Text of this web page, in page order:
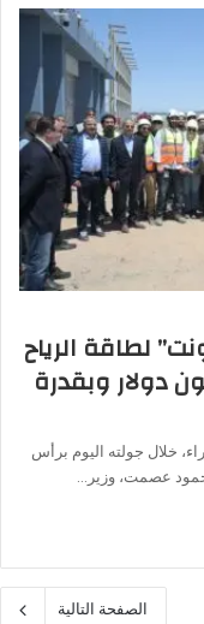
لطاقة الرياح
باستثمارات 700 مليون دولار وبقدرة
خلال جولته اليوم برأس
عصمت، وزير…
الصفحة التالية